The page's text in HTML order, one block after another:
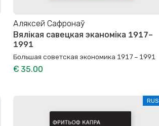
Аляксей Сафронаў
Вялікая савецкая эканоміка 1917–
1991
Большая советская экономика 1917 – 1991
€ 35.00
RUS